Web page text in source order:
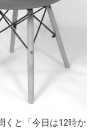
くと「今日は12時か